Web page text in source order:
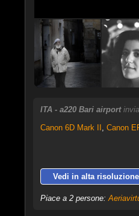
ITA - a220 Bari airport
Canon 6D Mark II Canon
Vedi in alta
Piace a 2 persone: